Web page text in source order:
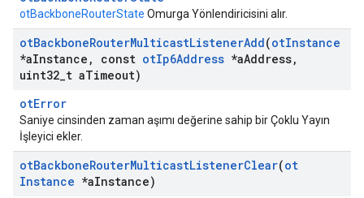
otBackboneRouterState Omurga Yönlendiricisini alır.
otBackboneRouterMulticastListenerAdd(otInstance
*aInstance , const otIp6Address *aAddress,
uint32 t aTimeout)
otError
Saniye cinsinden zaman aşımı değerine sahip bir Çoklu Yayın
İşleyici ekler.
otBackboneRouterMulticastListenerClear(ot
Instance *aInstance)